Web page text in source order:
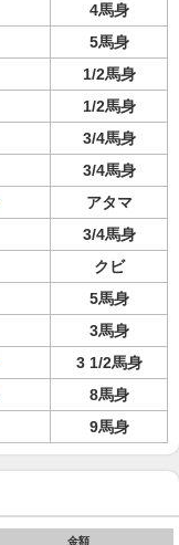
4馬身
5馬身
1/2馬身
1/2馬身
3/4馬身
3/4馬身
アタマ
3/4馬身
クビ
5馬身
3馬身
3 1/2馬身
8馬身
9馬身
金額